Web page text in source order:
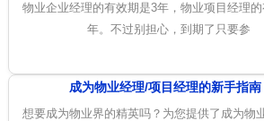
物业企业经理的有效期是3年，物业项目经理
年。不过别担心，到期了只要参
成为物业经理/项目经理的新手指南
想要成为物业界的精英吗？为您提供了成为物